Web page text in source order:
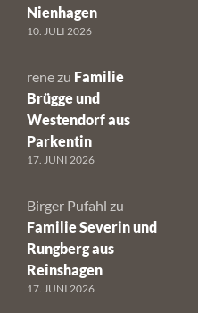
Nienhagen
10. JULI 2026
rene zu Familie
Brügge und
Westendorf aus
Parkentin
17. JUNI 2026
Birger Pufahl zu
Familie Severin und
Rungberg aus
Reinshagen
17. JUNI 2026